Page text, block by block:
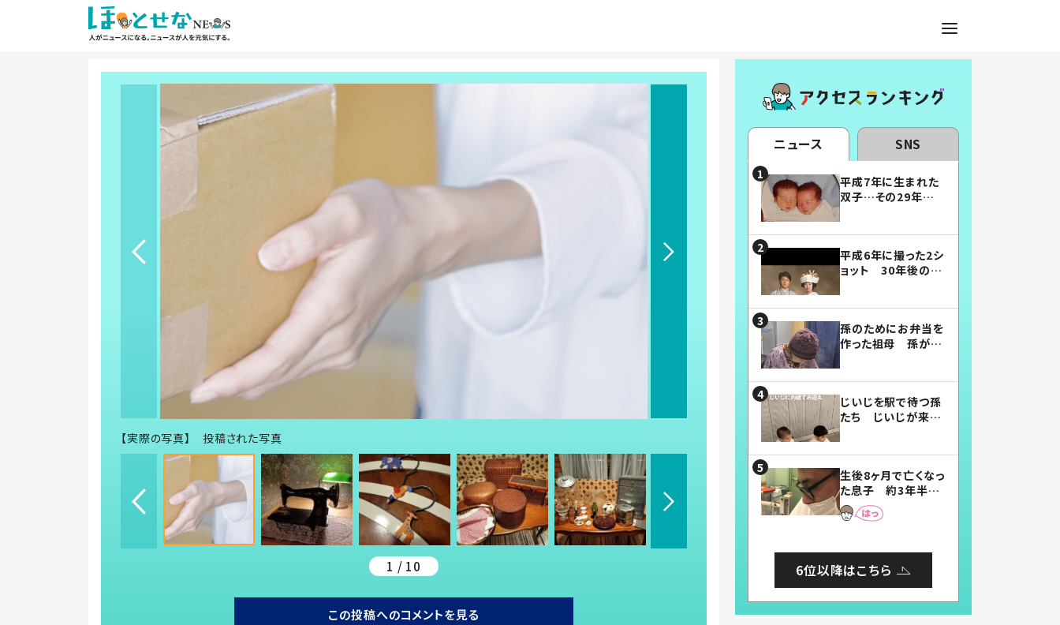
【実際の写真】 投稿された写真
1 / 10
この投稿へのコメントを見る
ニュース SNS
平成7年に生まれた
双子…その29年後
平成6年に撮った2シ
ョット 30年後の姿
孫のためにお弁当を
作った祖母 孫が絶
じいじを駅で待つ孫
たち じいじが来た
まらない」「幸せにな
れる」
生後8ヶ月で亡くなっ
た息子 約3年半
後、当時の妻の日記
に書いてあった本音
6位以降はこちら